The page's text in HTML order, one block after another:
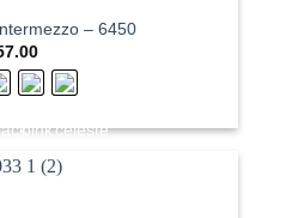
– 6450